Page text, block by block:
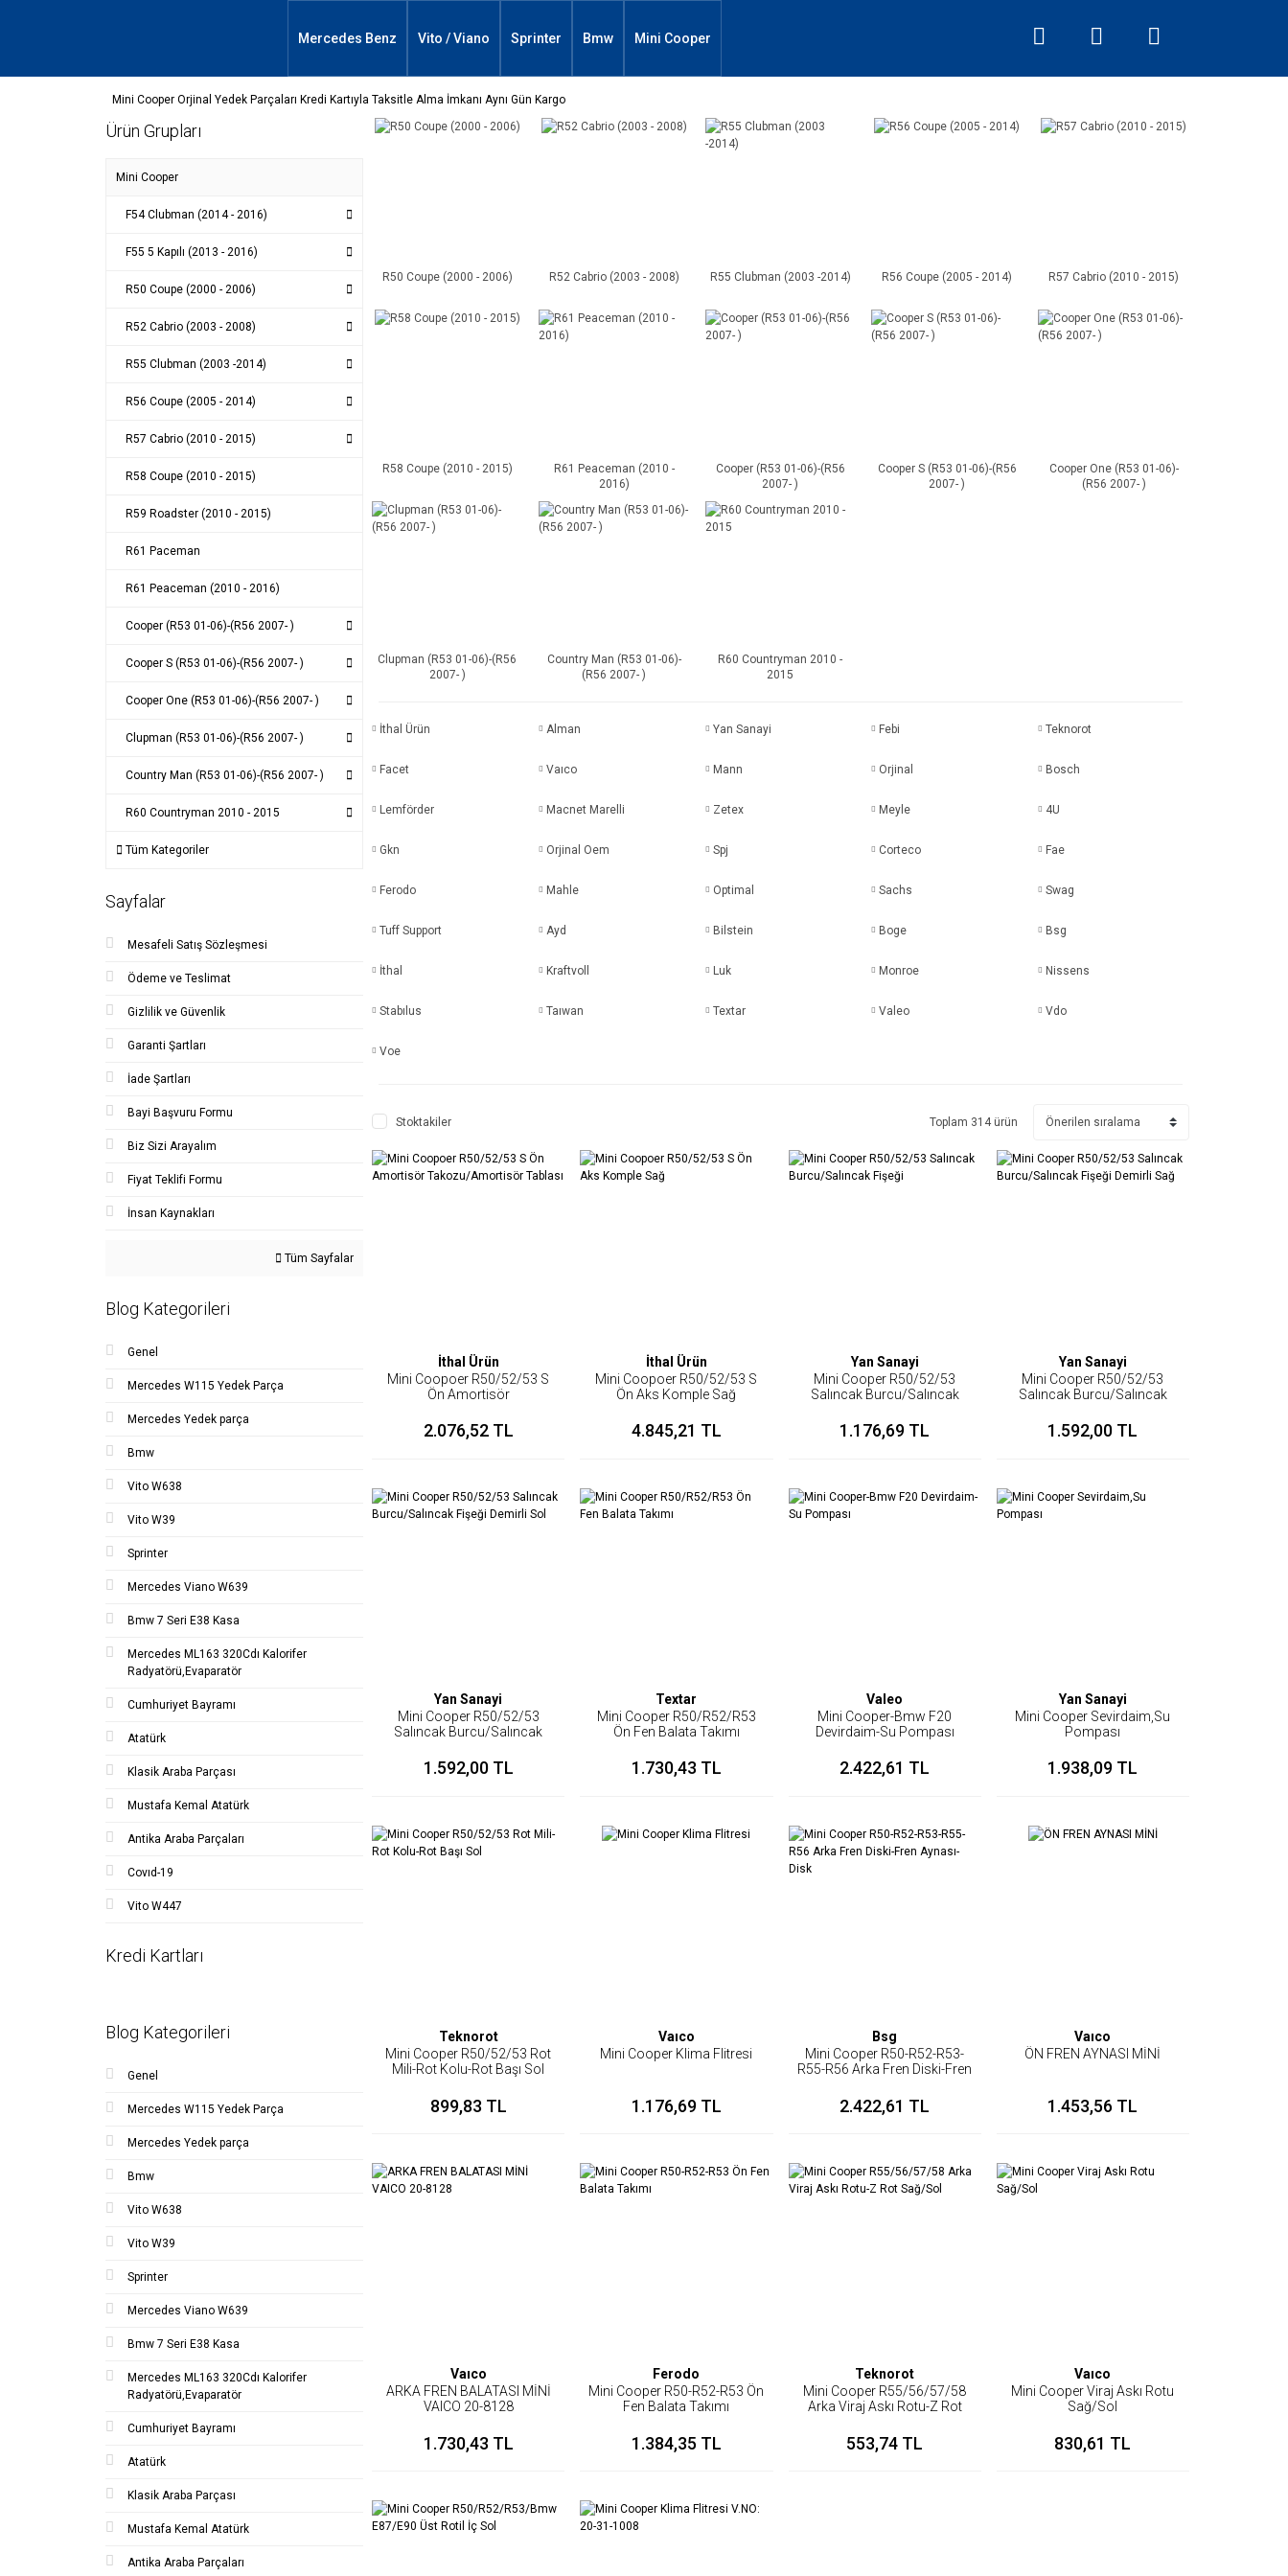
Mercedes Benz Vito / Viano Sprinter Bmw Mini Cooper
Mini Cooper Orjinal Yedek Parçaları Kredi Kartıyla Taksitle Alma İmkanı Aynı Gün Kargo
Ürün Grupları
Mini Cooper
F54 Clubman (2014 - 2016)
F55 5 Kapılı (2013 - 2016)
R50 Coupe (2000 - 2006)
R52 Cabrio (2003 - 2008)
R55 Clubman (2003 -2014)
R56 Coupe (2005 - 2014)
R57 Cabrio (2010 - 2015)
R58 Coupe (2010 - 2015)
R59 Roadster (2010 - 2015)
R61 Paceman
R61 Peaceman (2010 - 2016)
Cooper (R53 01-06)-(R56 2007- )
Cooper S (R53 01-06)-(R56 2007- )
Cooper One (R53 01-06)-(R56 2007- )
Clupman (R53 01-06)-(R56 2007- )
Country Man (R53 01-06)-(R56 2007- )
R60 Countryman 2010 - 2015
Tüm Kategoriler
Sayfalar
Mesafeli Satış Sözleşmesi
Ödeme ve Teslimat
Gizlilik ve Güvenlik
Garanti Şartları
İade Şartları
Bayi Başvuru Formu
Biz Sizi Arayalım
Fiyat Teklifi Formu
İnsan Kaynakları
Tüm Sayfalar
Blog Kategorileri
Genel
Mercedes W115 Yedek Parça
Mercedes Yedek parça
Bmw
Vito W638
Vito W39
Sprinter
Mercedes Viano W639
Bmw 7 Seri E38 Kasa
Mercedes ML163 320Cdı Kalorifer
Radyatörü,Evaparatör
Cumhuriyet Bayramı
Atatürk
Klasik Araba Parçası
Mustafa Kemal Atatürk
Antika Araba Parçaları
Covıd-19
Vito W447
Kredi Kartları
Blog Kategorileri
Genel
Mercedes W115 Yedek Parça
Mercedes Yedek parça
Bmw
Vito W638
Vito W39
Sprinter
Mercedes Viano W639
Bmw 7 Seri E38 Kasa
Mercedes ML163 320Cdı Kalorifer
Radyatörü,Evaparatör
Cumhuriyet Bayramı
Atatürk
Klasik Araba Parçası
Mustafa Kemal Atatürk
Antika Araba Parçaları
R50 Coupe (2000 - 2006) R52 Cabrio (2003 - 2008) R55 Clubman (2003 -2014) R56 Coupe (2005 - 2014) R57 Cabrio (2010 - 2015)
R58 Coupe (2010 - 2015)
R61 Peaceman (2010 -
2016)
Cooper (R53 01-06)-(R56
2007- )
Cooper S (R53 01-06)-(R56
2007- )
Cooper One (R53 01-06)-
(R56 2007- )
Clupman (R53 01-06)-(R56
2007- )
Country Man (R53 01-06)-
(R56 2007- )
R60 Countryman 2010 -
2015
İthal Ürün Alman Yan Sanayi Febi Teknorot
Facet Vaıco Mann Orjinal Bosch
Lemförder Macnet Marelli Zetex Meyle 4U
Gkn Orjinal Oem Spj Corteco Fae
Ferodo Mahle Optimal Sachs Swag
Tuff Support Ayd Bilstein Boge Bsg
İthal Kraftvoll Luk Monroe Nissens
Stabılus Taıwan Textar Valeo Vdo
Voe
Stoktakiler Toplam 314 ürün
İthal Ürün
Mini Coopoer R50/52/53 S
Ön Amortisör
2.076,52 TL
İthal Ürün
Mini Coopoer R50/52/53 S
Ön Aks Komple Sağ
4.845,21 TL
Yan Sanayi
Mini Cooper R50/52/53
Salıncak Burcu/Salıncak
1.176,69 TL
Yan Sanayi
Mini Cooper R50/52/53
Salıncak Burcu/Salıncak
1.592,00 TL
Yan Sanayi
Mini Cooper R50/52/53
Salıncak Burcu/Salıncak
1.592,00 TL
Textar
Mini Cooper R50/R52/R53
Ön Fen Balata Takımı
1.730,43 TL
Valeo
Mini Cooper-Bmw F20
Devirdaim-Su Pompası
2.422,61 TL
Yan Sanayi
Mini Cooper Sevirdaim,Su
Pompası
1.938,09 TL
Teknorot
Mini Cooper R50/52/53 Rot
Mili-Rot Kolu-Rot Başı Sol
899,83 TL
Vaıco
Mini Cooper Klima Flitresi
1.176,69 TL
Bsg
Mini Cooper R50-R52-R53-
R55-R56 Arka Fren Diski-Fren
2.422,61 TL
Vaıco
ÖN FREN AYNASI MİNİ
1.453,56 TL
Vaıco
ARKA FREN BALATASI MİNİ
VAICO 20-8128
1.730,43 TL
Ferodo
Mini Cooper R50-R52-R53 Ön
Fen Balata Takımı
1.384,35 TL
Teknorot
Mini Cooper R55/56/57/58
Arka Viraj Askı Rotu-Z Rot
553,74 TL
Vaıco
Mini Cooper Viraj Askı Rotu
Sağ/Sol
830,61 TL